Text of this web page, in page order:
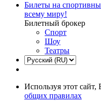
Билеты на
всему миру!
Билетный брокер
Спорт
Шоу
Театры
Используя этот сайт,
общих правилах